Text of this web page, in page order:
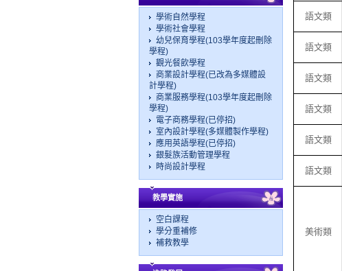
學術自然學程
學術社會學程
幼兒保育學程(103學年度起刪除
學程)
觀光餐飲學程
商業設計學程(已改為多媒體設
計學程)
商業服務學程(103學年度起刪除
學程)
電子商務學程(已停招)
室內設計學程(多媒體製作學程)
應用英語學程(已停招)
銀髮族活動管理學程
時尚設計學程
教學實施
空白課程
學分重補修
補救教學
語文類
語文類
語文類
語文類
語文類
語文類
美術類